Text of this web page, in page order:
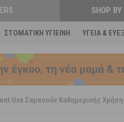
ΣΤΟΜΑΤΙΚΉ ΥΓΙΕΙΝΉ ΥΓΕΊΑ &
SHOP
Use Σαμπουάν Καθημερινής